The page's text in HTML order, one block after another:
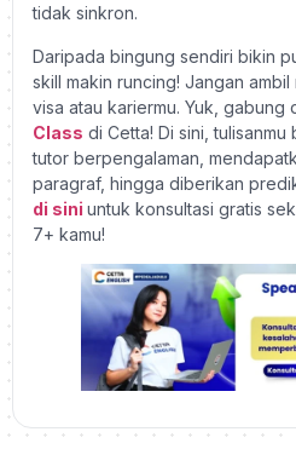
tidak sinkron.
Daripada bingung sendiri bikin
skill makin runcing! Jangan
visa atau kariermu. Yuk, gabung
Class di Cetta! Di sini,
tutor berpengalaman,
paragraf, hingga diberikan
di sini untuk konsultasi gratis
7+ kamu!